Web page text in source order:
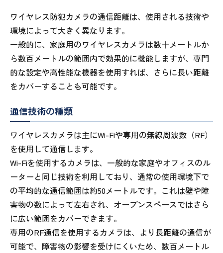
ワイヤレス防犯カメラの通信距離は、使用される技術や
環境によって大きく異なります。
一般的に、家庭用のワイヤレスカメラは数十メートルか
ら数百メートルの範囲内で効果的に機能しますが、専門
的な設定や高性能な機器を使用すれば、さらに長い距離
をカバーすることも可能です。
通信技術の種類
ワイヤレスカメラは主にWi-Fiや専用の無線周波数（RF）
を使用して通信します。
Wi-Fiを使用するカメラは、一般的な家庭やオフィスのル
ーターと同じ技術を利用しており、通常の使用環境下で
の平均的な通信範囲は約50メートルです。これは壁や障
害物の数によって左右され、オープンスペースではさら
に広い範囲をカバーできます。
専用のRF通信を使用するカメラは、より長距離の通信が
可能で、障害物の影響を受けにくいため、数百メートル